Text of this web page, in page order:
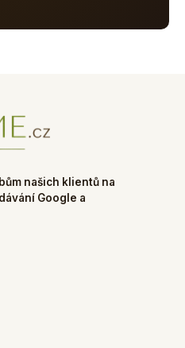
našich klientů na
Google a